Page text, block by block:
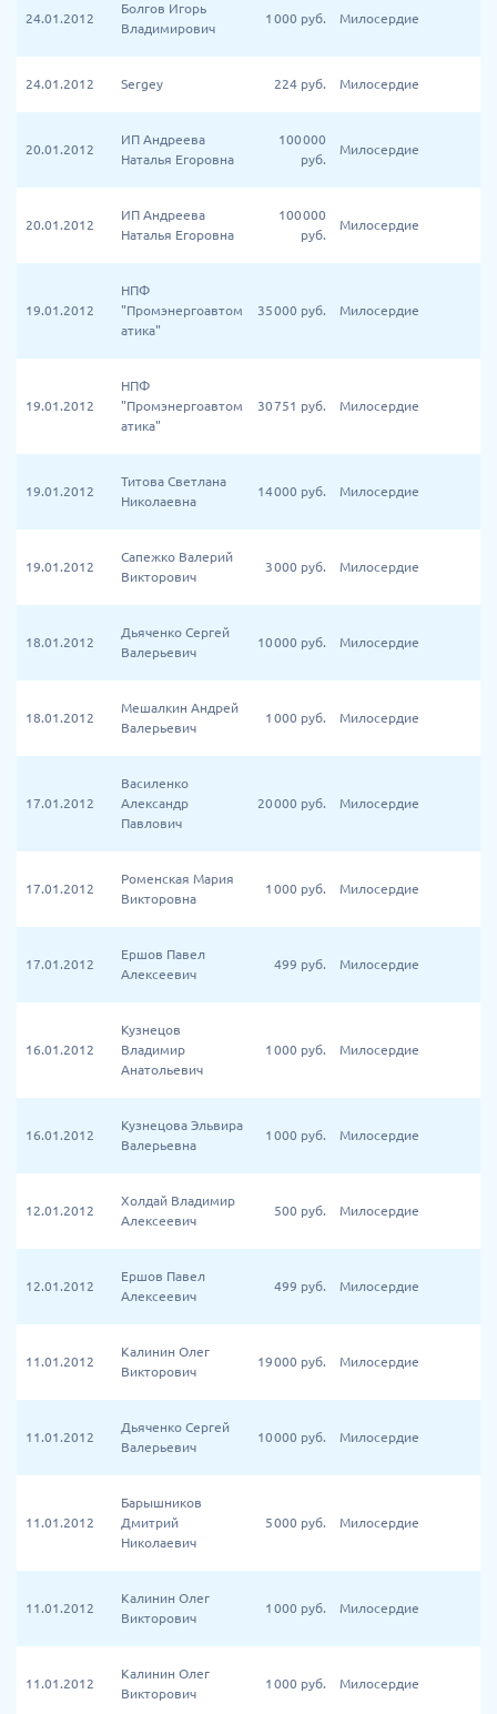
24.01.2012
Болгов Игорь
Владимирович
1 000 руб. Милосердие
24.01.2012 Sergey 224 руб. Милосердие
20.01.2012
ИП Андреева
Наталья Егоровна
100 000
руб.
Милосердие
20.01.2012
ИП Андреева
Наталья Егоровна
100 000
руб.
Милосердие
19.01.2012
НПФ
"Промэнергоавтом
атика"
35 000 руб. Милосердие
19.01.2012
НПФ
"Промэнергоавтом
атика"
30 751 руб. Милосердие
19.01.2012
Титова Светлана
Николаевна
14 000 руб. Милосердие
19.01.2012
Сапежко Валерий
Викторович
3 000 руб. Милосердие
18.01.2012
Дьяченко Сергей
Валерьевич
10 000 руб. Милосердие
18.01.2012
Мешалкин Андрей
Валерьевич
1 000 руб. Милосердие
17.01.2012
Василенко
Александр
Павлович
20 000 руб. Милосердие
17.01.2012
Роменская Мария
Викторовна
1 000 руб. Милосердие
17.01.2012
Ершов Павел
Алексеевич
499 руб. Милосердие
16.01.2012
Кузнецов
Владимир
Анатольевич
1 000 руб. Милосердие
16.01.2012
Кузнецова Эльвира
Валерьевна
1 000 руб. Милосердие
12.01.2012
Холдай Владимир
Алексеевич
500 руб. Милосердие
12.01.2012
Ершов Павел
Алексеевич
499 руб. Милосердие
11.01.2012
Калинин Олег
Викторович
19 000 руб. Милосердие
11.01.2012
Дьяченко Сергей
Валерьевич
10 000 руб. Милосердие
11.01.2012
Барышников
Дмитрий
Николаевич
5 000 руб. Милосердие
11.01.2012
Калинин Олег
Викторович
1 000 руб. Милосердие
11.01.2012
Калинин Олег
Викторович
1 000 руб. Милосердие